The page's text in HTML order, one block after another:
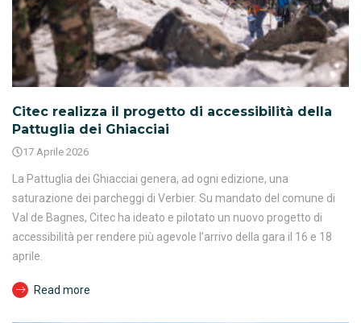
Citec realizza il progetto di accessibilità della
Pattuglia dei Ghiacciai
17 Aprile 2026
La Pattuglia dei Ghiacciai genera, ad ogni edizione, una
saturazione dei parcheggi di Verbier. Su mandato del comune di
Val de Bagnes, Citec ha ideato e pilotato un nuovo progetto di
accessibilità per rendere più agevole l’arrivo della gara il 16 e 18
aprile.
Read more